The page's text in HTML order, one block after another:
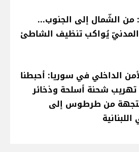
من الشّمال إلى الجنوب...
المدنيّ يُواكب تنظيف الشاطئ
الداخلي في سوريا: أحبطنا
تهريب شحنة أسلحة وذخائر
من طرطوس إلى